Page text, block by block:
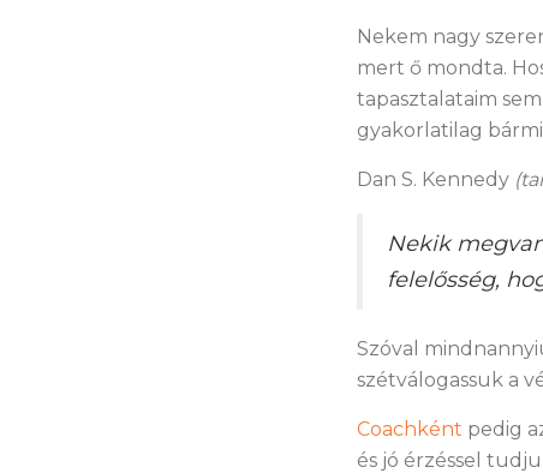
Nekem nagy
mert ő mondta.
tapasztalataim
gyakorlatilag
Dan S. Kennedy
Nekik
felelősség,
Szóval
szétválogassuk a
Coachként pedig
és jó érzéssel